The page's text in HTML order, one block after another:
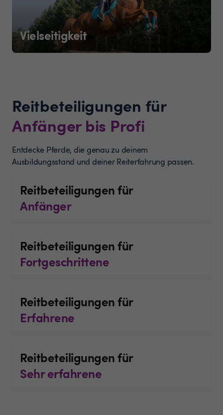
Vielseitigkeit
Reitbeteiligungen für
Anfänger bis Profi
Entdecke Pferde, die genau zu deinem
Ausbildungsstand und deiner Reiterfahrung passen.
Reitbeteiligungen für
Anfänger
Reitbeteiligungen für
Fortgeschrittene
Reitbeteiligungen für
Erfahrene
Reitbeteiligungen für
Sehr erfahrene